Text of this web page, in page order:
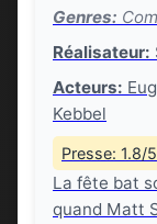
Genres:
Réalisateur:
Acteurs:
Kebbel
Presse: 1.8/5
La fête bat
quand Matt